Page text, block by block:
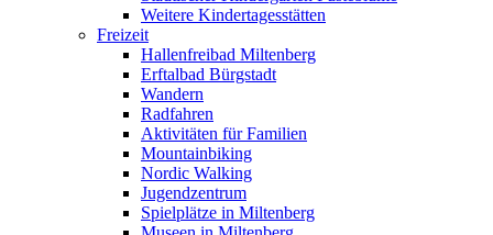
Weitere Kindertagesstätten
Freizeit
Hallenfreibad Miltenberg
Erftalbad Bürgstadt
Wandern
Radfahren
Aktivitäten für Familien
Mountainbiking
Nordic Walking
Jugendzentrum
Spielplätze in Miltenberg